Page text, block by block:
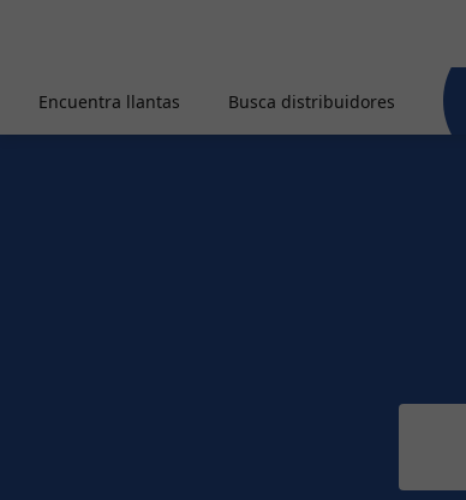
Encuentra llantas Busca distribuidores